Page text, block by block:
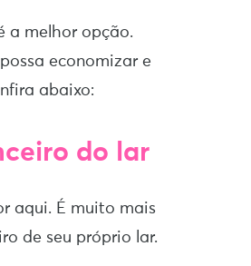
a melhor opção.
economizar e
abaixo:
do lar
aqui. É muito mais
de seu próprio lar.